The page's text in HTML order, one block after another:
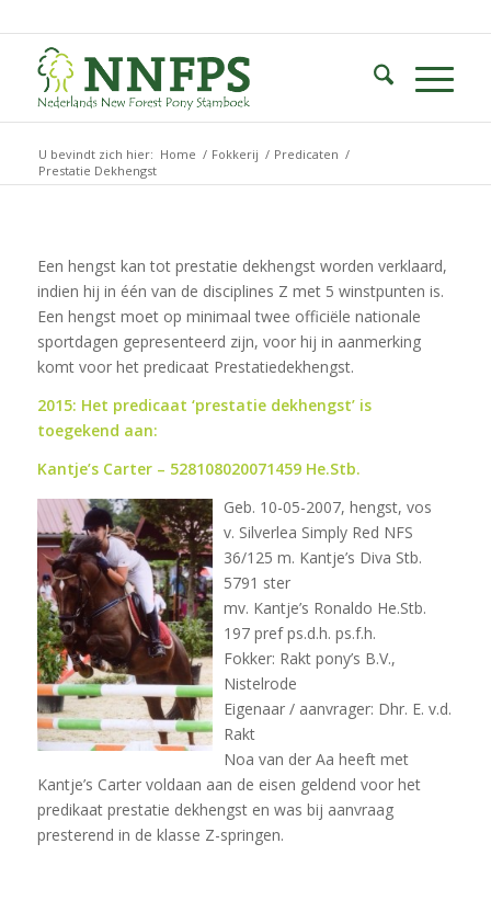
U bevindt zich hier: Home / Fokkerij / Predicaten /
Prestatie Dekhengst
Een hengst kan tot prestatie dekhengst worden verklaard,
indien hij in één van de disciplines Z met 5 winstpunten is.
Een hengst moet op minimaal twee officiële nationale
sportdagen gepresenteerd zijn, voor hij in aanmerking
komt voor het predicaat Prestatiedekhengst.
2015: Het predicaat ‘prestatie dekhengst’ is
toegekend aan:
Kantje’s Carter – 528108020071459 He.Stb.
Geb. 10-05-2007, hengst, vos
v. Silverlea Simply Red NFS
36/125 m. Kantje’s Diva Stb.
5791 ster
mv. Kantje’s Ronaldo He.Stb.
197 pref ps.d.h. ps.f.h.
Fokker: Rakt pony’s B.V.,
Nistelrode
Eigenaar / aanvrager: Dhr. E. v.d.
Rakt
Noa van der Aa heeft met
Kantje’s Carter voldaan aan de eisen geldend voor het
predikaat prestatie dekhengst en was bij aanvraag
presterend in de klasse Z-springen.